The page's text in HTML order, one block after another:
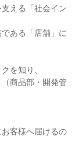
える「社会イン
ある「店舗」に
を知り、
商品部・開発管
客様へ届けるの